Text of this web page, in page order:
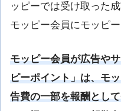
ッピーでは受け取った
モッピー会員にモッピ
モッピー会員が広告や
ピーポイント」は、モ
告費の一部を報酬とし